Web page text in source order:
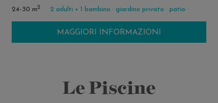
24-30 m2 2 adulti + 1 bambino · giardino privato · patio ·
MAGGIORI INFORMAZIONI
Le Piscine